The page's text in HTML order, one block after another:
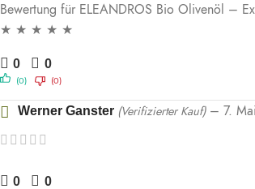
Bewertung für ELEANDROS Bio Olivenöl –
★ ★ ★ ★ ★
0 0
(0) (0)
Werner Ganster (Verifizierter Kauf) – 7.
0 0